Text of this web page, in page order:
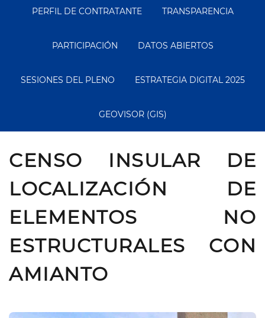
Menu
PERFIL DE CONTRATANTE TRANSPARENCIA
PARTICIPACIÓN DATOS ABIERTOS
SESIONES DEL PLENO ESTRATEGIA DIGITAL 2025
GEOVISOR (GIS)
CENSO INSULAR DE
LOCALIZACIÓN DE
ELEMENTOS NO
ESTRUCTURALES CON
AMIANTO